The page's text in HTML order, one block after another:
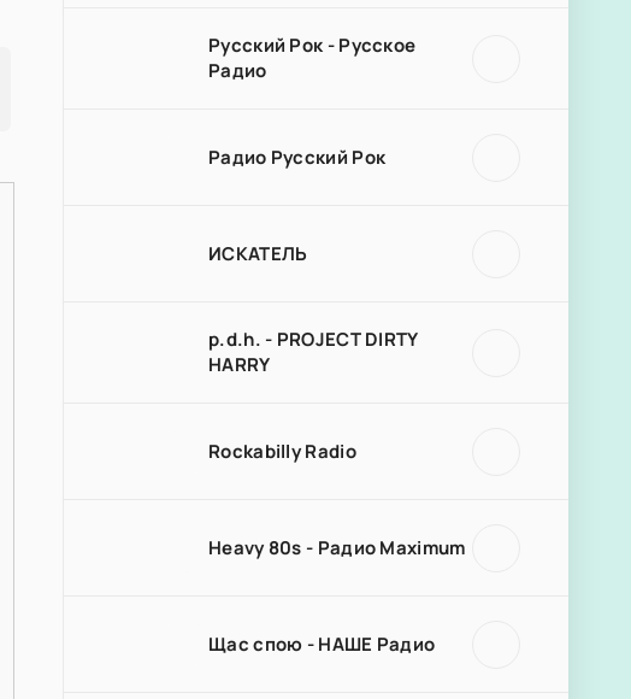
Русский Рок - Русское
Радио
Радио Русский Рок
ИСКАТЕЛЬ
p.d.h. - PROJECT DIRTY
HARRY
Rockabilly Radio
Heavy 80s - Радио Maximum
Щас спою - НАШЕ Радио